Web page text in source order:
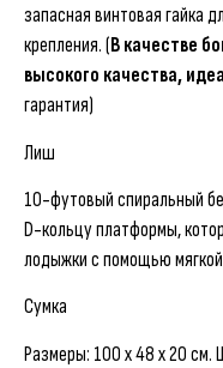
запасная винтовая гайка
крепления. (В качестве
высокого качества,
гарантия)
Лиш
10-футовый спиральный
D-кольцу платформы,
лодыжки с помощью
Сумка
Размеры: 100 x 48 x 20 см.